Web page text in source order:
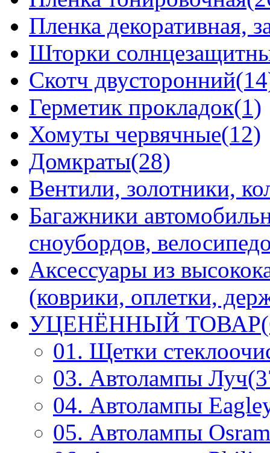
Пленка декоративная,
Шторки
Скотч
Герметик прокладок(1)
Хомуты червячные(12)
Домкраты(28)
Вентили, золотники,
Багажники
сноубордов,
Аксессуары из
(коврики, оплетки,
УЦЕНЁННЫЙ
01. Щетки
03. Автолампы
04. Автолампы
05. Автолампы